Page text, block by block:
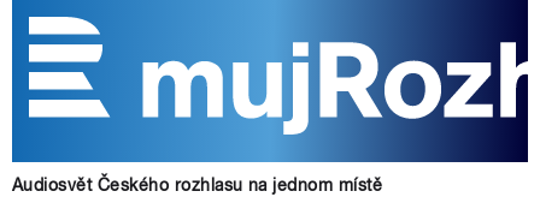
Audiosvět Českého rozhlasu na jednom místě